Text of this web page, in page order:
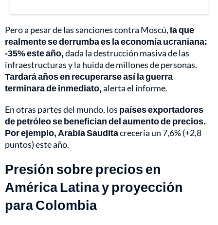
Pero a pesar de las sanciones contra Moscú, la que
realmente se derrumba es la economía ucraniana:
-35% este año,dada la destrucción masiva de las
infraestructuras y la huida de millones de personas.
Tardará años en recuperarse así la guerra
terminara de inmediato,alerta el informe.
En otras partes del mundo, los países exportadores
de petróleo se benefician del aumento de precios.
Por ejemplo, Arabia Sauditacrecería un 7,6% (+2,8
puntos) este año.
Presión sobre precios en
América Latina y proyección
para Colombia